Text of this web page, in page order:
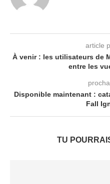
article
À venir : les utilisateurs de
entre les
Disponible maintenant :
Fall
TU